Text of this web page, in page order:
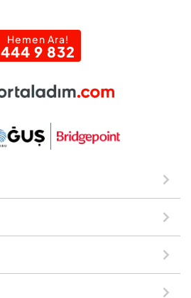
Hemen Ara!
444 9 832